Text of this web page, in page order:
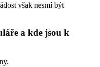
však nesmí být
a kde jsou k